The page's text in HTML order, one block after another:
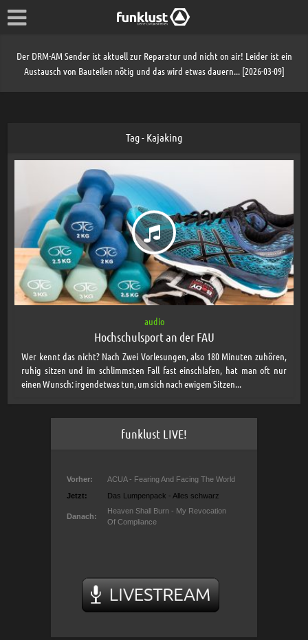
Der DRM-AM Sender ist aktuell zur Reparatur und nicht on air! Leider ist ein
Austausch von Bauteilen nötig und das wird etwas dauern... [2026-03-09]
Tag - Kajaking
audio
Hochschulsport an der FAU
Wer kennt das nicht? Nach Zwei Vorlesungen, also 180 Minuten zuhören,
ruhig sitzen und im schlimmsten Fall fast einschlafen, hat man oft nur
einen Wunsch: irgendetwas tun, um sich nach ewigem Sitzen...
funklust LIVE!